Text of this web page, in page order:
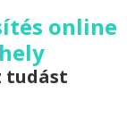
online
tudást